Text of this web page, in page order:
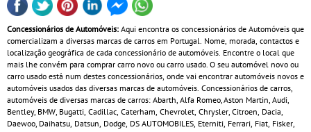
Concessionários de Automóveis: Aqui encontra os concessionários de Automóveis que
comercializam a diversas marcas de carros em Portugal. Nome, morada, contactos e
localização geográfica de cada concessionário de automóveis. Encontre o local que
mais lhe convém para comprar carro novo ou carro usado. O seu automóvel novo ou
carro usado está num destes concessionários, onde vai encontrar automóveis novos e
automóveis usados das diversas marcas de automóveis. Concessionários de carros,
automóveis de diversas marcas de carros: Abarth, Alfa Romeo, Aston Martin, Audi,
Bentley, BMW, Bugatti, Cadillac, Caterham, Chevrolet, Chrysler, Citroen, Dacia,
Daewoo, Daihatsu, Datsun, Dodge, DS AUTOMOBILES, Eterniti, Ferrari, Fiat, Fisker,